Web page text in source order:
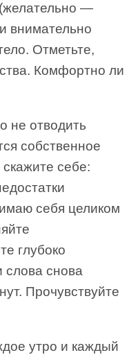
—
внимательно
Отметьте,
Комфортно ли
не отводить
собственное
себе:
себя целиком
глубоко
слова снова
Прочувствуйте
утро и каждый